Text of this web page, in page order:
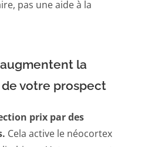
pas une aide à la
la
votre prospect
prix par des
Cela active le néocortex